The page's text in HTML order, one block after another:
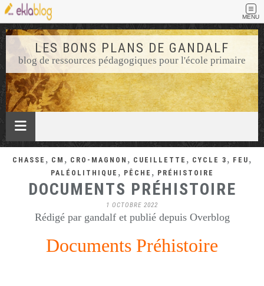
MENU
LES BONS PLANS DE GANDALF
blog de ressources pédagogiques pour l'école primaire
CHASSE , CM , CRO-MAGNON , CUEILLETTE , CYCLE 3 , FEU ,
PALÉOLITHIQUE , PÊCHE , PRÉHISTOIRE
DOCUMENTS PRÉHISTOIRE
1 OCTOBRE 2022
Rédigé par gandalf et publié depuis Overblog
Documents Préhistoire